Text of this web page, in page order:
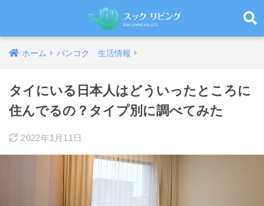
ホーム バンコク 生活情報
タイにいる日本人はどういったところに
住んでるの？タイプ別に調べてみた
2022年1月11日